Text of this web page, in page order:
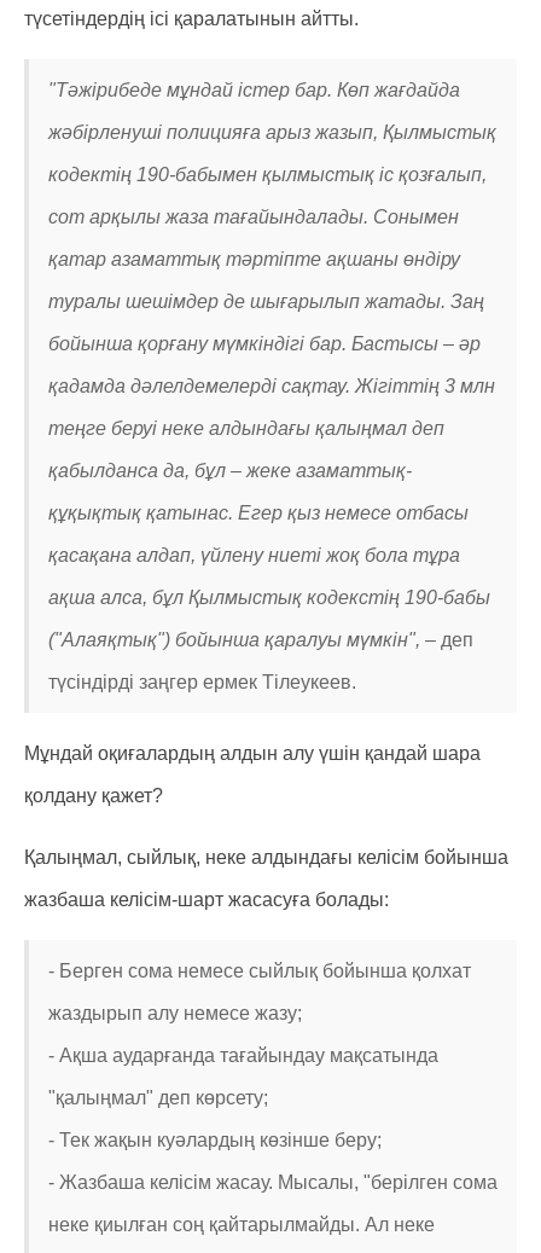
түсетіндердің ісі қаралатынын айтты.
"Тәжірибеде мұндай істер бар. Көп жағдайда
жәбірленуші полицияға арыз жазып, Қылмыстық
кодектің 190-бабымен қылмыстық іс қозғалып,
сот арқылы жаза тағайындалады. Сонымен
қатар азаматтық тәртіпте ақшаны өндіру
туралы шешімдер де шығарылып жатады. Заң
бойынша қорғану мүмкіндігі бар. Бастысы – әр
қадамда дәлелдемелерді сақтау. Жігіттің 3 млн
теңге беруі неке алдындағы қалыңмал деп
қабылданса да, бұл – жеке азаматтық-
құқықтық қатынас. Егер қыз немесе отбасы
қасақана алдап, үйлену ниеті жоқ бола тұра
ақша алса, бұл Қылмыстық кодекстің 190-бабы
("Алаяқтық") бойынша қаралуы мүмкін", – деп
түсіндірді заңгер ермек Тілеукеев.
Мұндай оқиғалардың алдын алу үшін қандай шара
қолдану қажет?
Қалыңмал, сыйлық, неке алдындағы келісім бойынша
жазбаша келісім-шарт жасасуға болады:
- Берген сома немесе сыйлық бойынша қолхат
жаздырып алу немесе жазу;
- Ақша аударғанда тағайындау мақсатында
"қалыңмал" деп көрсету;
- Тек жақын куәлардың көзінше беру;
- Жазбаша келісім жасау. Мысалы, "берілген сома
неке қиылған соң қайтарылмайды. Ал неке